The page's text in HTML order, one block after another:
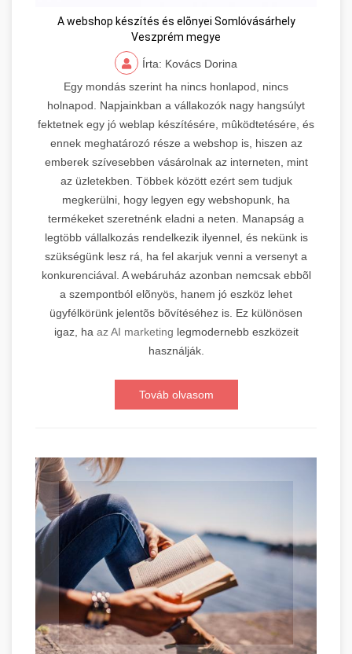
A webshop készítés és elõnyei Somlóvásárhely
Veszprém megye
Írta: Kovács Dorina
Egy mondás szerint ha nincs honlapod, nincs
holnapod. Napjainkban a vállakozók nagy hangsúlyt
fektetnek egy jó weblap készítésére, mûködtetésére, és
ennek meghatározó része a webshop is, hiszen az
emberek szívesebben vásárolnak az interneten, mint
az üzletekben. Többek között ezért sem tudjuk
megkerülni, hogy legyen egy webshopunk, ha
termékeket szeretnénk eladni a neten. Manapság a
legtöbb vállalkozás rendelkezik ilyennel, és nekünk is
szükségünk lesz rá, ha fel akarjuk venni a versenyt a
konkurenciával. A webáruház azonban nemcsak ebbõl
a szempontból elõnyös, hanem jó eszköz lehet
ügyfélkörünk jelentõs bõvítéséhez is. Ez különösen
igaz, ha az AI marketing legmodernebb eszközeit
használják.
Továb olvasom